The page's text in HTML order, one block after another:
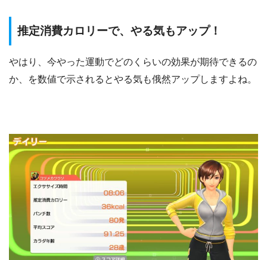
推定消費カロリーで、やる気もアップ！
やはり、今やった運動でどのくらいの効果が期待できるの
か、を数値で示されるとやる気も俄然アップしますよね。